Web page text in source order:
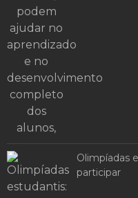
Olimpíadas
participar